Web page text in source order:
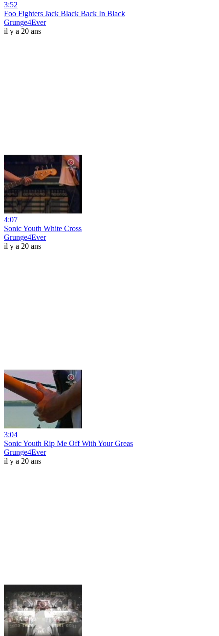
3:52
Foo Fighters Jack Black Back In Black
Grunge4Ever
il y a 20 ans
4:07
Sonic Youth White Cross
Grunge4Ever
il y a 20 ans
3:04
Sonic Youth Rip Me Off With Your Greas
Grunge4Ever
il y a 20 ans